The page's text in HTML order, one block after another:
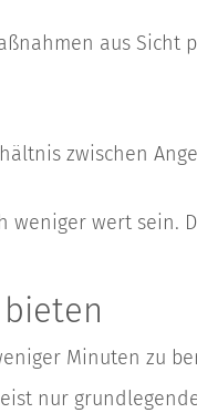
aus Sicht
zwischen
weniger wert sein.
Minuten zu
nur